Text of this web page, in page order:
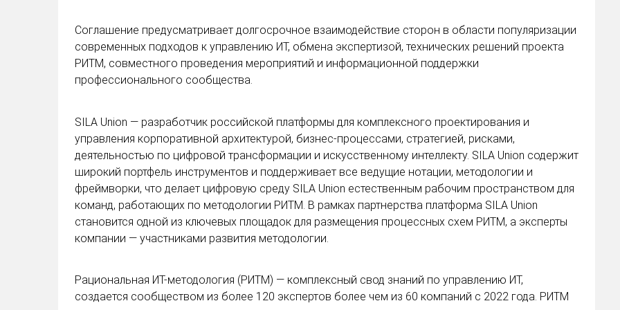
Соглашение предусматривает долгосрочное взаимодействие сторон в области популяризации
современных подходов к управлению ИТ, обмена экспертизой, технических решений проекта
РИТМ, совместного проведения мероприятий и информационной поддержки
профессионального сообщества.
SILA Union — разработчик российской платформы для комплексного проектирования и
управления корпоративной архитектурой, бизнес-процессами, стратегией, рисками,
деятельностью по цифровой трансформации и искусственному интеллекту. SILA Union содержит
широкий портфель инструментов и поддерживает все ведущие нотации, методологии и
фреймворки, что делает цифровую среду SILA Union естественным рабочим пространством для
команд, работающих по методологии РИТМ. В рамках партнерства платформа SILA Union
становится одной из ключевых площадок для размещения процессных схем РИТМ, а эксперты
компании — участниками развития методологии.
Рациональная ИТ-методология (РИТМ) — комплексный свод знаний по управлению ИТ,
создается сообществом из более 120 экспертов более чем из 60 компаний с 2022 года. РИТМ